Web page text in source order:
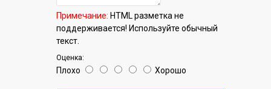
Примечание: HTML разметка не
поддерживается! Используйте обычный
текст.
Оценка:
Плохо Хорошо